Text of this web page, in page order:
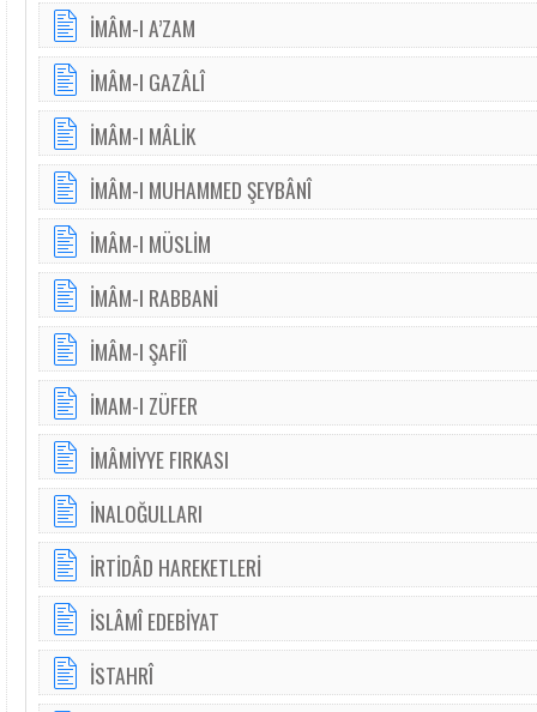
İMÂM-I A’ZAM
İMÂM-I GAZÂLÎ
İMÂM-I MÂLİK
İMÂM-I MUHAMMED ŞEYBÂNÎ
İMÂM-I MÜSLİM
İMÂM-I RABBANİ
İMÂM-I ŞAFİÎ
İMAM-I ZÜFER
İMÂMİYYE FIRKASI
İNALOĞULLARI
İRTİDÂD HAREKETLERİ
İSLÂMÎ EDEBİYAT
İSTAHRÎ